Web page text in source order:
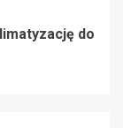
do